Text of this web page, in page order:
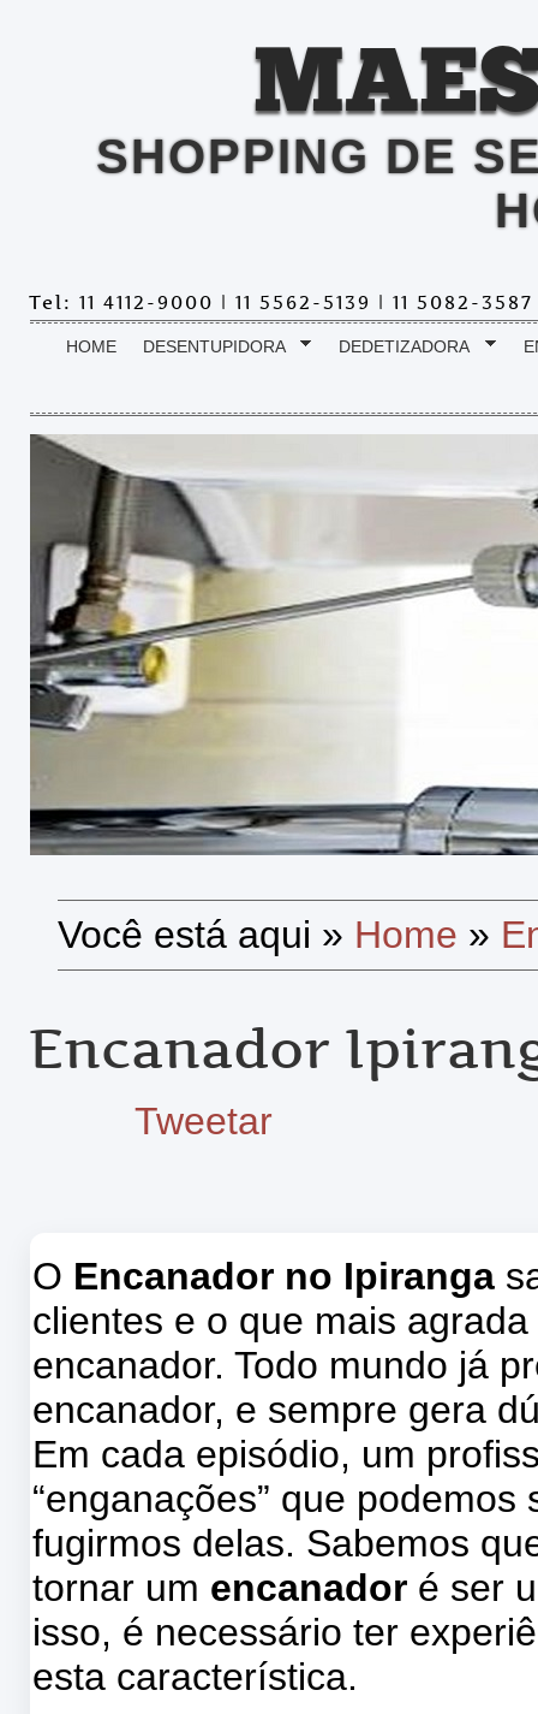
SHOPPING DE
Tel: 11 4112-9000 | 11 5562-5139 | 11 5082-
HOME DESENTUPIDORA DEDETIZADORA
Você está aqui » Home »
Encanador
Tweetar
O Encanador no Ipiranga
clientes e o que mais
encanador. Todo mundo já
encanador, e sempre gera
Em cada episódio, um
“enganações” que
fugirmos delas. Sabemos
tornar um encanador é ser
isso, é necessário ter
esta característica.